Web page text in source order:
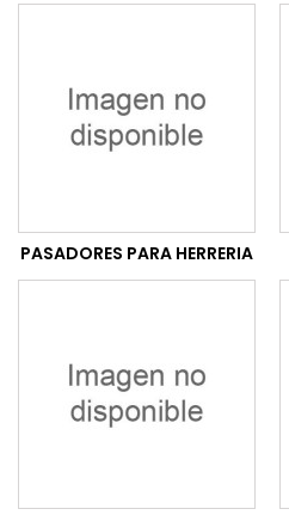
PASADORES PARA HERRERIA